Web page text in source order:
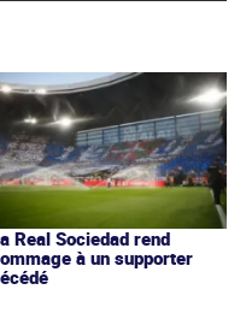
Real Sociedad rend
à un supporter